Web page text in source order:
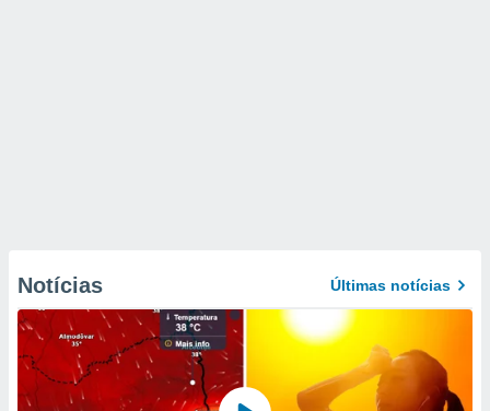
Notícias Últimas notícias